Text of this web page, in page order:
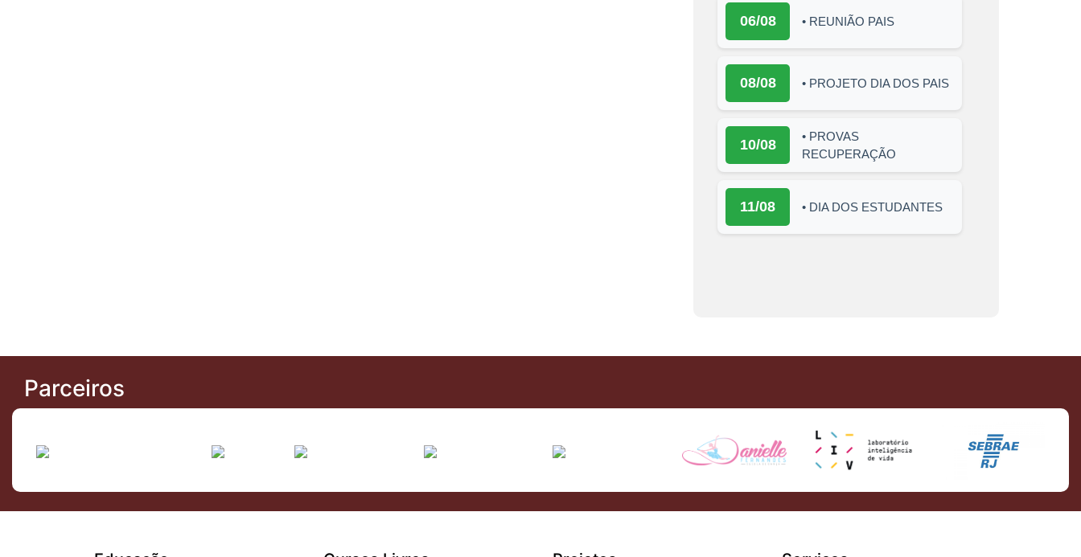
06/08 • REUNIÃO PAIS
08/08 • PROJETO DIA DOS PAIS
10/08
• PROVAS
RECUPERAÇÃO
11/08 • DIA DOS ESTUDANTES
Parceiros